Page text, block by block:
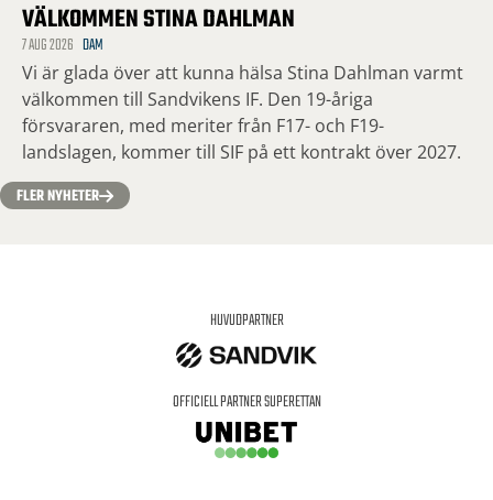
VÄLKOMMEN STINA DAHLMAN
7 AUG 2026 DAM
Vi är glada över att kunna hälsa Stina Dahlman varmt
välkommen till Sandvikens IF. Den 19-åriga
försvararen, med meriter från F17- och F19-
landslagen, kommer till SIF på ett kontrakt över 2027.
FLER NYHETER
HUVUDPARTNER
OFFICIELL PARTNER SUPERETTAN